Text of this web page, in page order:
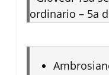
ordinario – 5a